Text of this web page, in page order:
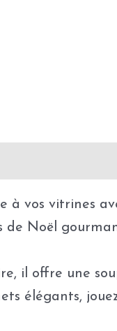
à vos vitrines
de Noël
il offre une
élégants,